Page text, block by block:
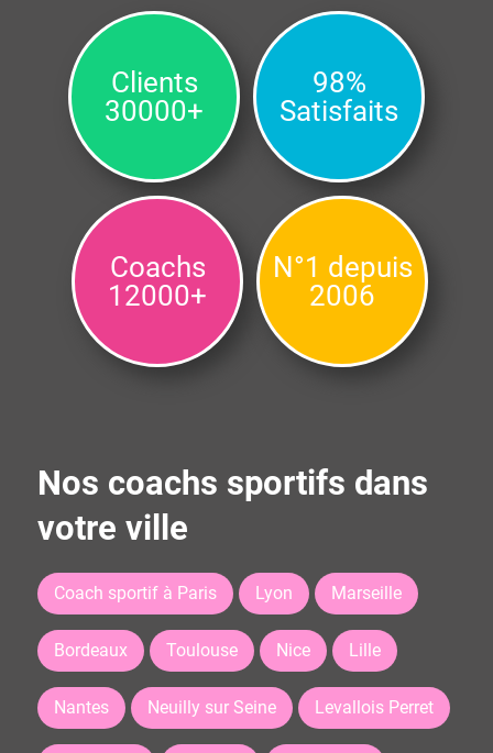
Clients
30000+
98%
Satisfaits
Coachs
12000+
N°1 depuis
2006
Nos coachs sportifs dans
votre ville
Coach sportif à Paris Lyon Marseille
Bordeaux Toulouse Nice Lille
Nantes Neuilly sur Seine Levallois Perret